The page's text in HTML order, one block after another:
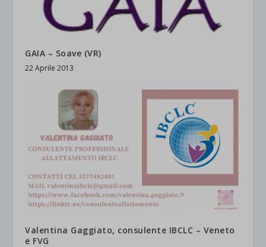
GAIA – Soave (VR)
22 Aprile 2013
Valentina Gaggiato, consulente IBCLC – Veneto
e FVG